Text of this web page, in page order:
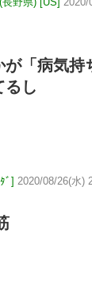
「病気持
るし
ﾞ] 2020/08/26(水)